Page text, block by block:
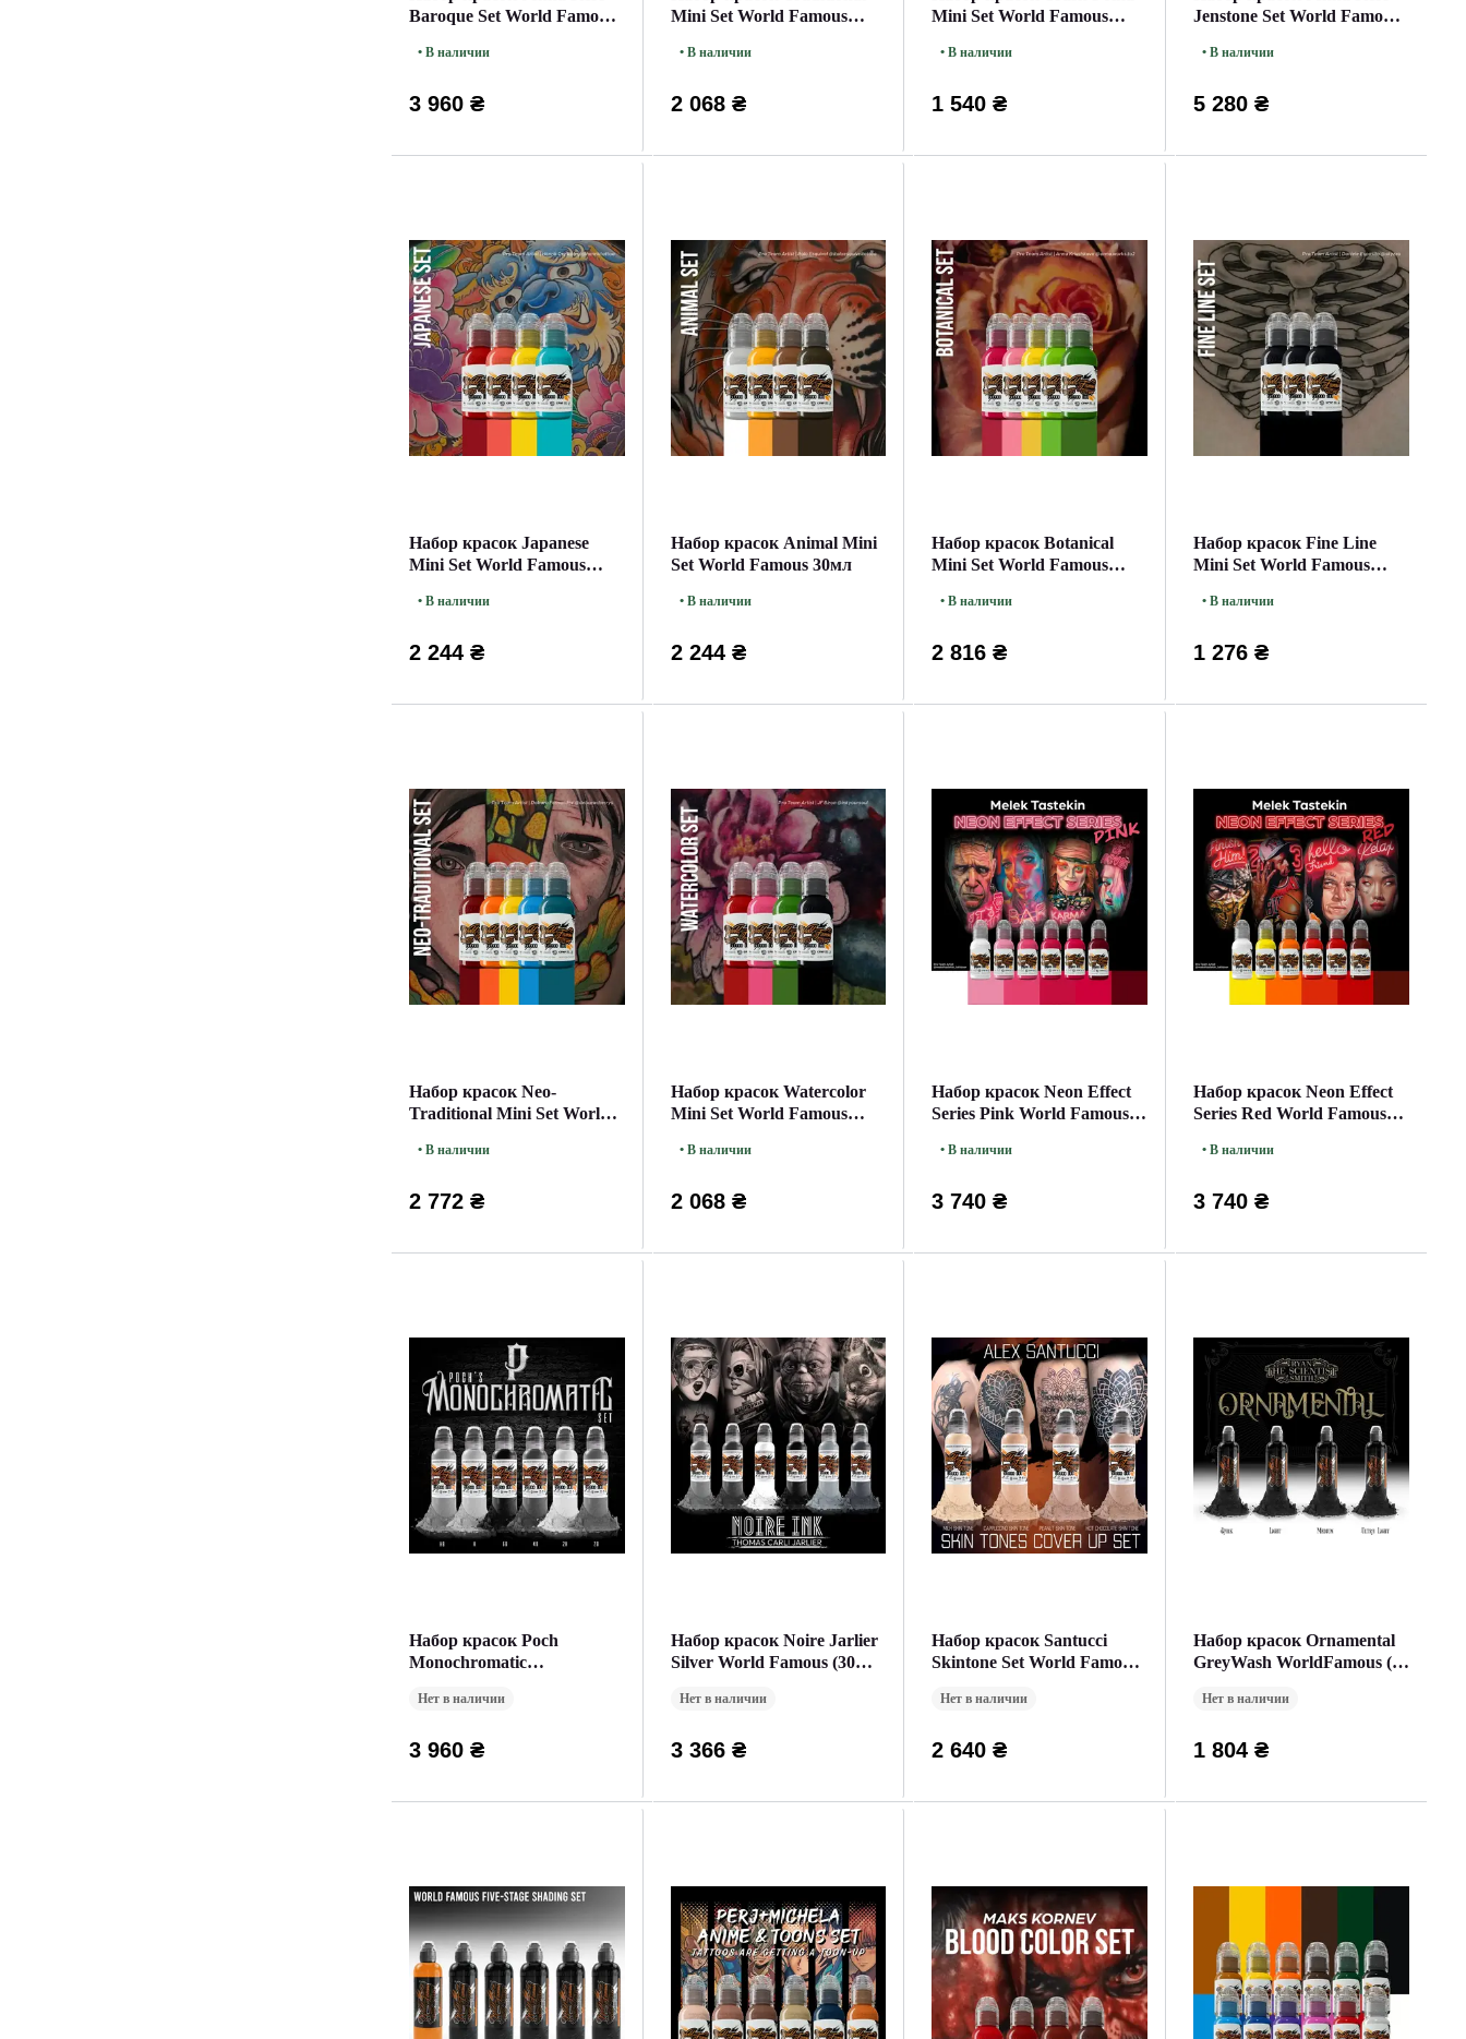
Baroque Set World Famous
• В наличии
3 960 ₴
Mini Set World Famous
• В наличии
2 068 ₴
Mini Set World Famous
• В наличии
1 540 ₴
Jenstone Set World Famous
• В наличии
5 280 ₴
Набор красок Japanese
Mini Set World Famous
• В наличии
2 244 ₴
Набор красок Animal Mini
Set World Famous 30мл
• В наличии
2 244 ₴
Набор красок Botanical
Mini Set World Famous
• В наличии
2 816 ₴
Набор красок Fine Line
Mini Set World Famous
• В наличии
1 276 ₴
Набор красок Neo-
Traditional Mini Set World
• В наличии
2 772 ₴
Набор красок Watercolor
Mini Set World Famous
• В наличии
2 068 ₴
Набор красок Neon Effect
Series Pink World Famous
• В наличии
3 740 ₴
Набор красок Neon Effect
Series Red World Famous
• В наличии
3 740 ₴
Набор красок Poch
Monochromatic
Нет в наличии
3 960 ₴
Набор красок Noire Jarlier
Silver World Famous (30
Нет в наличии
3 366 ₴
Набор красок Santucci
Skintone Set World Famous
Нет в наличии
2 640 ₴
Набор красок Ornamental
GreyWash WorldFamous (30
Нет в наличии
1 804 ₴